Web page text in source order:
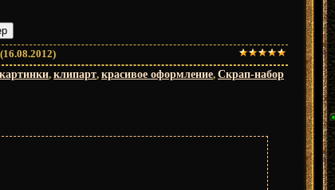
(16.08.2012)
картинки, клипарт, красивое оформление, Скрап-набор